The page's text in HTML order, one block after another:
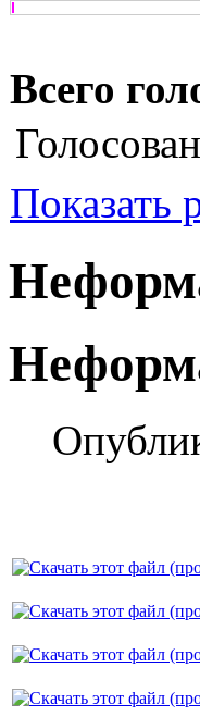
Всего
Показать